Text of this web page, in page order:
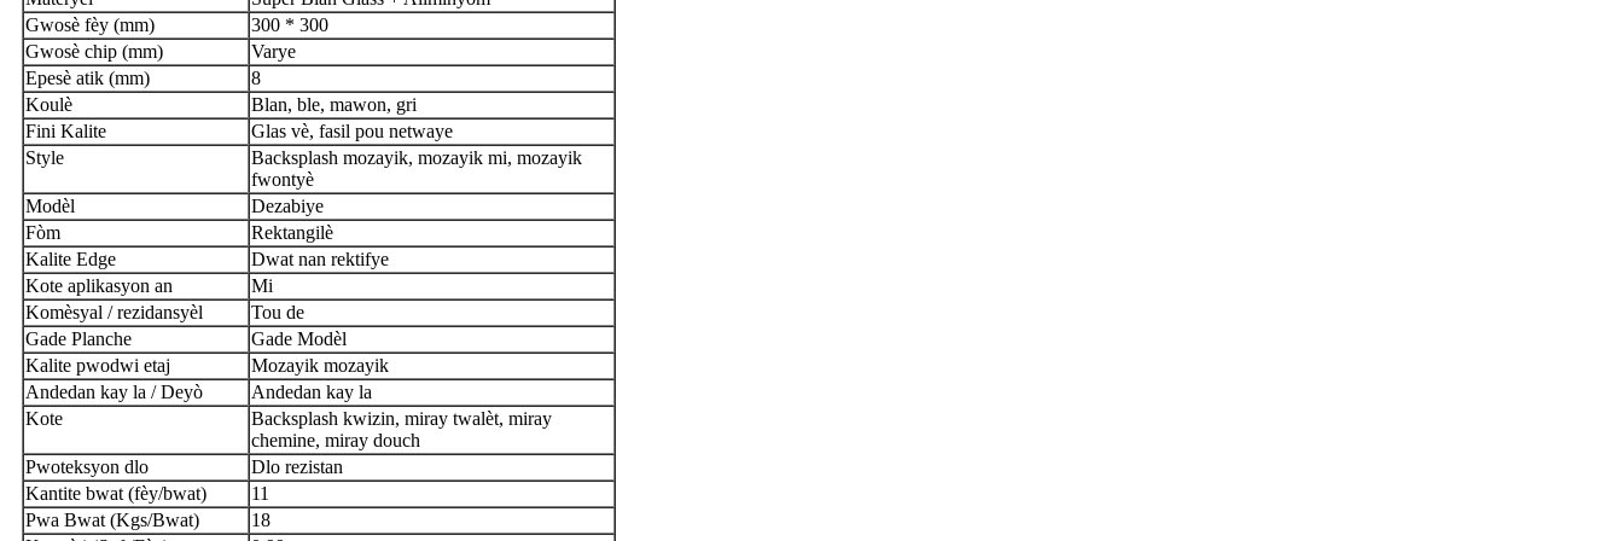
Gwosè fèy (mm)
300 * 300
Gwosè chip (mm)
Varye
Epesè atik (mm)
8
Koulè
Blan, ble, mawon, gri
Fini Kalite
Glas vè, fasil pou netwaye
Style
Backsplash mozayik, mozayik mi, mozayik
fwontyè
Modèl
Dezabiye
Fòm
Rektangilè
Kalite Edge
Dwat nan rektifye
Kote aplikasyon an
Mi
Komèsyal / rezidansyèl
Tou de
Gade Planche
Gade Modèl
Kalite pwodwi etaj
Mozayik mozayik
Andedan kay la / Deyò
Andedan kay la
Kote
Backsplash kwizin, miray twalèt, miray
chemine, miray douch
Pwoteksyon dlo
Dlo rezistan
Kantite bwat (fèy/bwat)
11
Pwa Bwat (Kgs/Bwat)
18